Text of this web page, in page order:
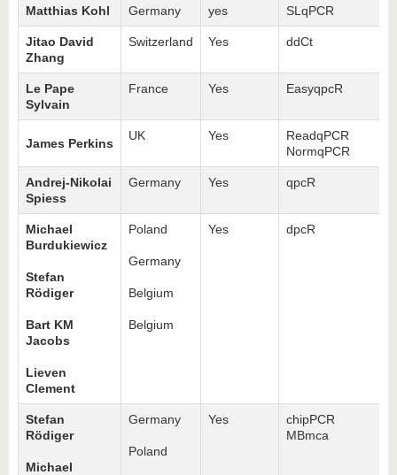
Matthias Kohl Germany yes SLqPCR
Jitao David
Zhang
Switzerland Yes ddCt
Le Pape
Sylvain
France Yes EasyqpcR
James Perkins
UK Yes
ReadqPCR
NormqPCR
Andrej-Nikolai
Spiess
Germany Yes qpcR
Michael
Burdukiewicz
Stefan
Rödiger
Bart KM
Jacobs
Lieven
Clement
Poland
Germany
Belgium
Belgium
Yes dpcR
Stefan
Rödiger
Michael
Germany
Poland
Yes
chipPCR
MBmca